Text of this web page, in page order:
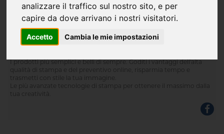
analizzare il traffico sul nostro sito, e per
capire da dove arrivano i nostri visitatori.
Accetto Cambia le mie impostazioni
Stampa online carta intestata
A partire da € 5,00
I prodotti più semplici e belli di sempre. Goditi i vantaggi dell'alta
qualità di stampa e del preventivo online, risparmia tempo e
trasmetti con stile la tua immagine.
Le più avanzate tecnologie di stampa per ottenere il massimo dalla
tua creatività.